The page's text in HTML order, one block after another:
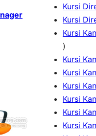
t
r
o
d
c
t
s
Kursi
Kursi
Kursi
8
7
p
r
o
d
u
Kursi
Kursi
Kursi
Kursi
Kursi
Kursi